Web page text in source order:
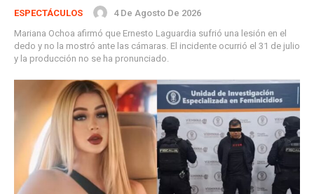
ESPECTÁCULOS
4 De Agosto De 2026
Mariana Ochoa afirmó que Ernesto Laguardia sufrió una lesión en el
dedo y no la mostró ante las cámaras. El incidente ocurrió el 31 de julio
y la producción no se ha pronunciado.